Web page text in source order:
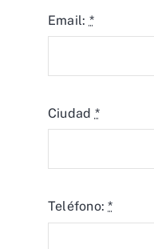
Email: *
Ciudad *
Teléfono:*